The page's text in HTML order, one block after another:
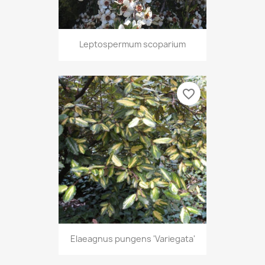
Leptospermum scoparium
Elaeagnus pungens 'Variegata'
favorite_border